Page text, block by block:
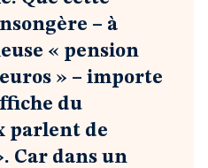
– à
« pension
» – importe
du
parlent de
Car dans un